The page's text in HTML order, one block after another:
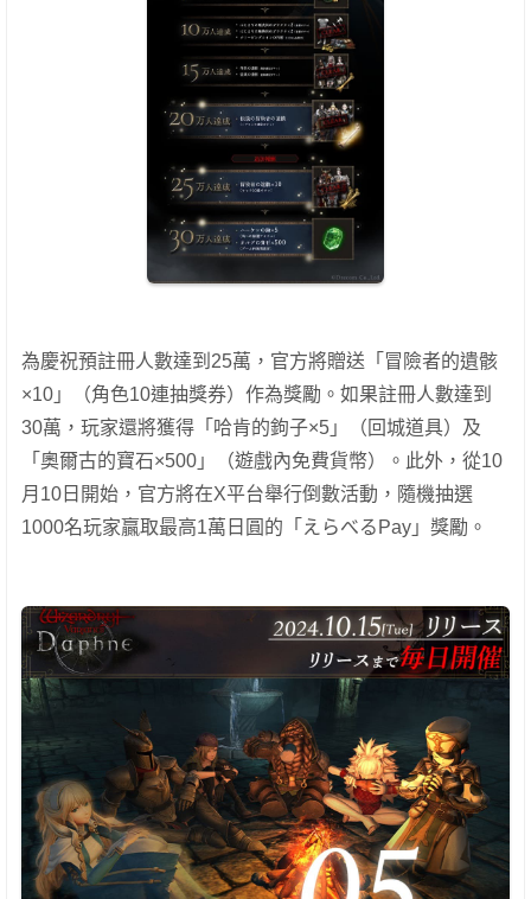
為慶祝預註冊人數達到25萬，官方將贈送「冒險者的遺骸
×10」（角色10連抽獎券）作為獎勵。如果註冊人數達到
30萬，玩家還將獲得「哈肯的鉤子×5」（回城道具）及
「奧爾古的寶石×500」（遊戲內免費貨幣）。此外，從10
月10日開始，官方將在X平台舉行倒數活動，隨機抽選
1000名玩家贏取最高1萬日圓的「えらべるPay」獎勵。